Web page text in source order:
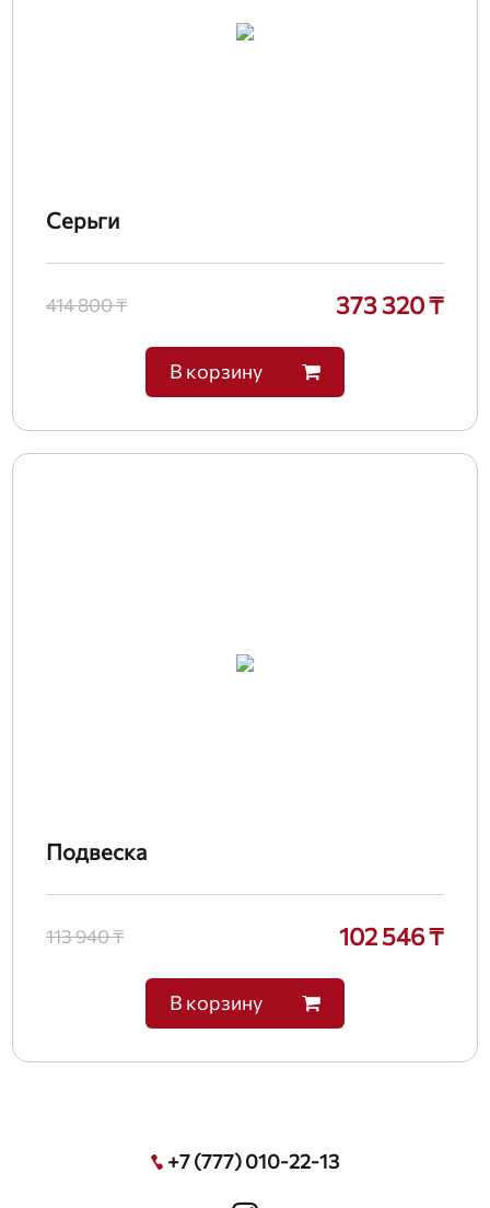
Серьги
414 800 ₸ 373 320 ₸
В корзину
Подвеска
113 940 ₸ 102 546 ₸
В корзину
+7 (777) 010-22-13